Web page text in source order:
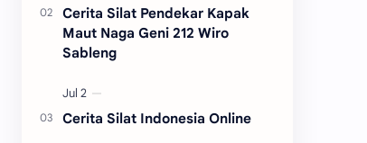
Cerita Silat Pendekar Kapak
Maut Naga Geni 212 Wiro
Sableng
Cerita Silat Indonesia Online